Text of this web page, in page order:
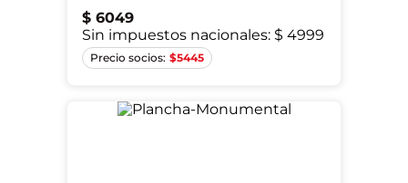
$ 6049
Sin impuestos nacionales: $ 4999
$5445
Único